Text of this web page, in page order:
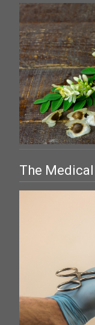
The